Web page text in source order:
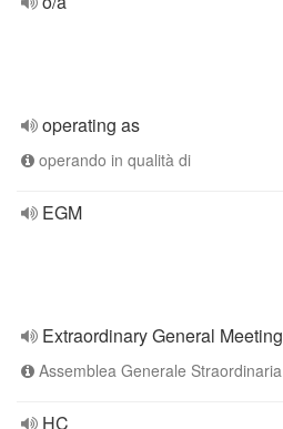
operating as
operando in qualità di
EGM
Extraordinary General Meeting
Assemblea Generale Straordinaria
HC